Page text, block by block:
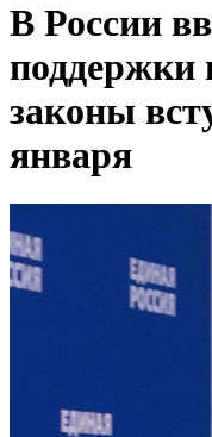
В России
поддержки
законы
января